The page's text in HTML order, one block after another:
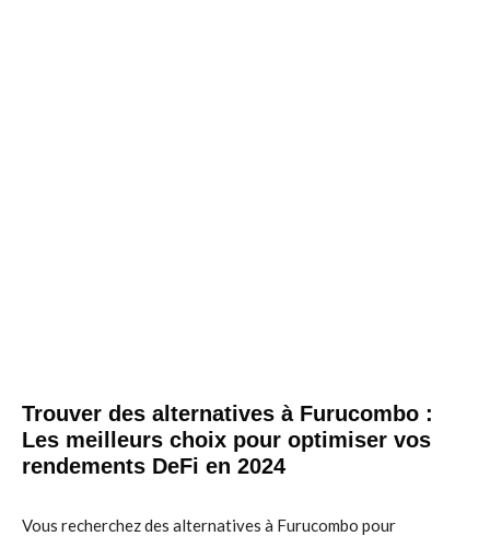
Trouver des alternatives à Furucombo :
Les meilleurs choix pour optimiser vos
rendements DeFi en 2024
Vous recherchez des alternatives à Furucombo pour